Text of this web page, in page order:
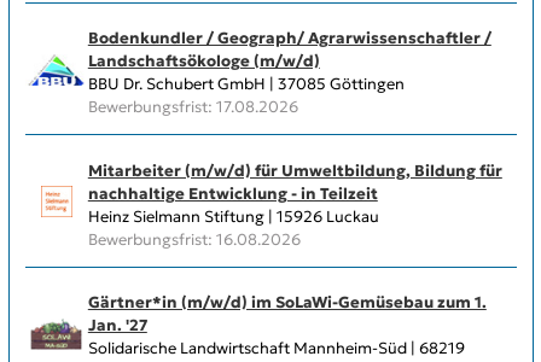
Bodenkundler / Geograph/ Agrarwissenschaftler /
Landschaftsökologe (m/w/d)
BBU Dr. Schubert GmbH | 37085 Göttingen
Bewerbungsfrist: 17.08.2026
Mitarbeiter (m/w/d) für Umweltbildung, Bildung für
nachhaltige Entwicklung - in Teilzeit
Heinz Sielmann Stiftung | 15926 Luckau
Bewerbungsfrist: 16.08.2026
Gärtner*in (m/w/d) im SoLaWi-Gemüsebau zum 1.
Jan. '27
Solidarische Landwirtschaft Mannheim-Süd | 68219